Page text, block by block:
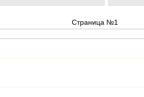
Страница №1